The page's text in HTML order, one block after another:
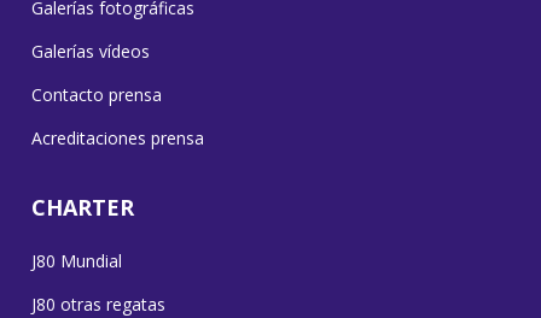
Galerías fotográficas
Galerías vídeos
Contacto prensa
Acreditaciones prensa
CHARTER
J80 Mundial
J80 otras regatas